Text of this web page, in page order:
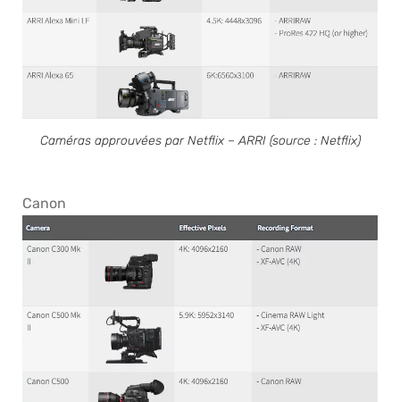
Caméras approuvées par Netflix – ARRI (source : Netflix)
Canon